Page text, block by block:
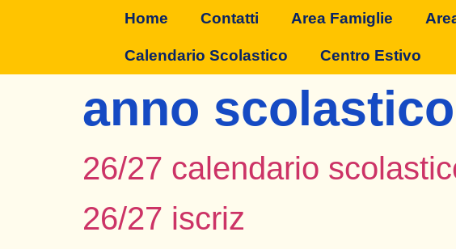
Home Contatti Area Famiglie
Calendario Scolastico Centro Estivo
anno
26/27 calendario
26/27 iscriz